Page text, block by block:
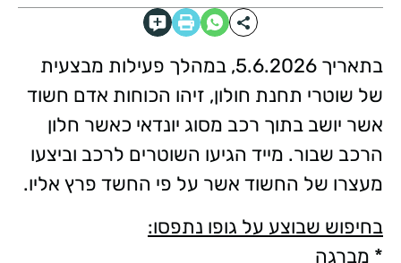
בתאריך 5.6.2026, במהלך פעילות מבצעית
של שוטרי תחנת חולון, זיהו הכוחות אדם חשוד
אשר יושב בתוך רכב מסוג יונדאי כאשר חלון
הרכב שבור. מייד הגיעו השוטרים לרכב וביצעו
מעצרו של החשוד אשר על פי החשד פרץ אליו.
בחיפוש שבוצע על גופו נתפסו:
* מברגה